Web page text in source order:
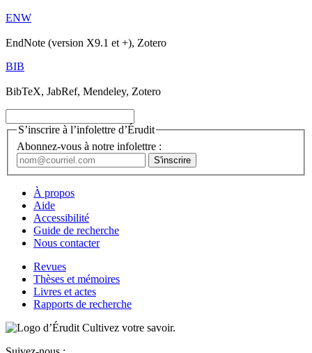
ENW
EndNote (version X9.1 et +), Zotero
BIB
BibTeX, JabRef, Mendeley, Zotero
S’inscrire à l’infolettre d’Érudit
Abonnez-vous à notre infolettre :
À propos
Aide
Accessibilité
Guide de recherche
Nous contacter
Revues
Thèses et mémoires
Livres et actes
Rapports de recherche
Cultivez votre savoir.